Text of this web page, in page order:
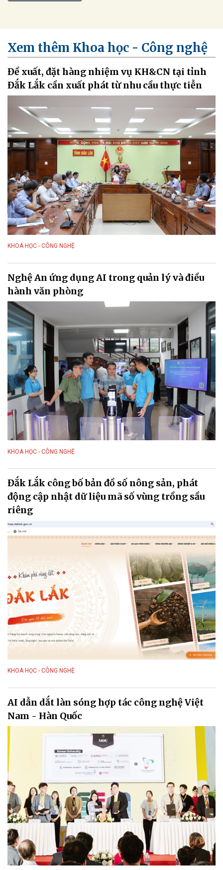
Xem thêm Khoa học - Công nghệ
Đề xuất, đặt hàng nhiệm vụ KH&CN tại tỉnh
Đắk Lắk cần xuất phát từ nhu cầu thực tiễn
KHOA HỌC - CÔNG NGHỆ
Nghệ An ứng dụng AI trong quản lý và điều
hành văn phòng
KHOA HỌC - CÔNG NGHỆ
Đắk Lắk công bố bản đồ số nông sản, phát
động cập nhật dữ liệu mã số vùng trồng sầu
riêng
KHOA HỌC - CÔNG NGHỆ
AI dẫn dắt làn sóng hợp tác công nghệ Việt
Nam - Hàn Quốc